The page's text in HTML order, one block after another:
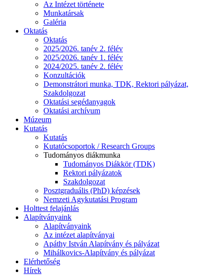
Az Intézet története
Munkatársak
Galéria
Oktatás
Oktatás
2025/2026. tanév 2. félév
2025/2026. tanév 1. félév
2024/2025. tanév 2. félév
Konzultációk
Demonstrátori munka, TDK, Rektori pályázat,
Szakdolgozat
Oktatási segédanyagok
Oktatási archívum
Múzeum
Kutatás
Kutatás
Kutatócsoportok / Research Groups
Tudományos diákmunka
Tudományos Diákkör (TDK)
Rektori pályázatok
Szakdolgozat
Posztgraduális (PhD) képzések
Nemzeti Agykutatási Program
Holttest felajánlás
Alapítványaink
Alapítványaink
Az intézet alapítványai
Apáthy István Alapítvány és pályázat
Mihálkovics-Alapítvány és pályázat
Elérhetőség
Hírek